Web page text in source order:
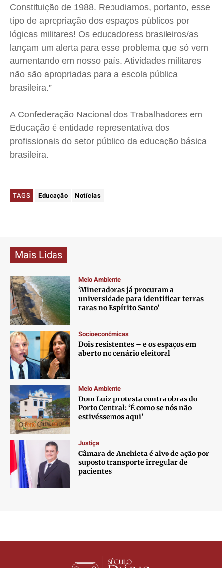
Constituição de 1988. Repudiamos, portanto, esse
tipo de apropriação dos espaços públicos por
lógicas militares! Os educadoress brasileiros/as
lançam um alerta para esse problema que só vem
aumentando em nosso país. Atividades militares
não são apropriadas para a escola pública
brasileira.”
A Confederação Nacional dos Trabalhadores em
Educação é entidade representativa dos
profissionais do setor público da educação básica
brasileira.
TAGS Educação Notícias
Mais Lidas
Meio Ambiente
‘Mineradoras já procuram a
universidade para identificar terras
raras no Espírito Santo’
Socioeconômicas
Dois resistentes – e os espaços em
aberto no cenário eleitoral
Meio Ambiente
Dom Luiz protesta contra obras do
Porto Central: ‘É como se nós não
estivéssemos aqui’
Justiça
Câmara de Anchieta é alvo de ação por
suposto transporte irregular de
pacientes